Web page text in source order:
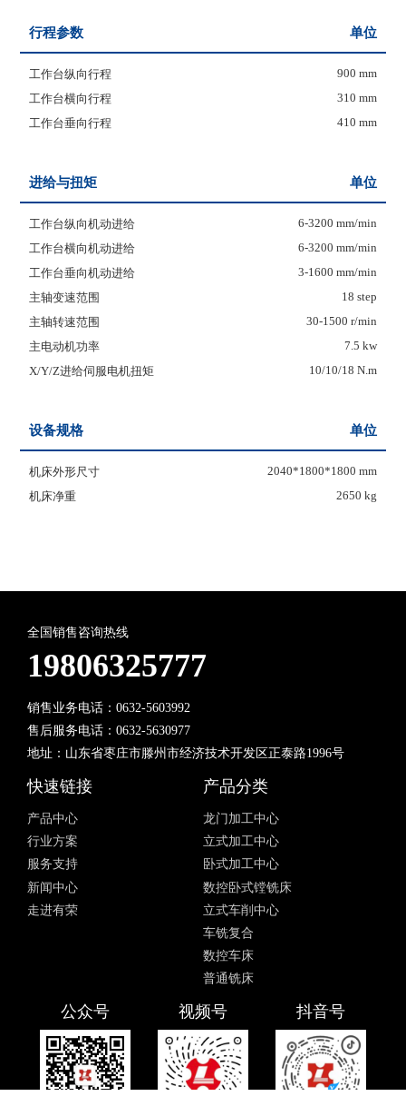
行程参数 单位
工作台纵向行程
900 mm
工作台横向行程
310 mm
工作台垂向行程
410 mm
进给与扭矩 单位
工作台纵向机动进给
6-3200 mm/min
工作台横向机动进给
6-3200 mm/min
工作台垂向机动进给
3-1600 mm/min
主轴变速范围
18 step
主轴转速范围
30-1500 r/min
主电动机功率
7.5 kw
X/Y/Z进给伺服电机扭矩
10/10/18 N.m
设备规格 单位
机床外形尺寸
2040*1800*1800 mm
机床净重
2650 kg
全国销售咨询热线
19806325777
销售业务电话：0632-5603992
售后服务电话：0632-5630977
地址：山东省枣庄市滕州市经济技术开发区正泰路1996号
快速链接
产品中心
行业方案
服务支持
新闻中心
走进有荣
产品分类
龙门加工中心
立式加工中心
卧式加工中心
数控卧式镗铣床
立式车削中心
车铣复合
数控车床
普通铣床
公众号 视频号 抖音号